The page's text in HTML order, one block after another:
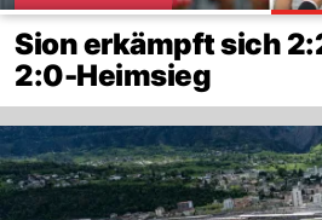
Sion erkämpft sich
2:0-Heimsieg